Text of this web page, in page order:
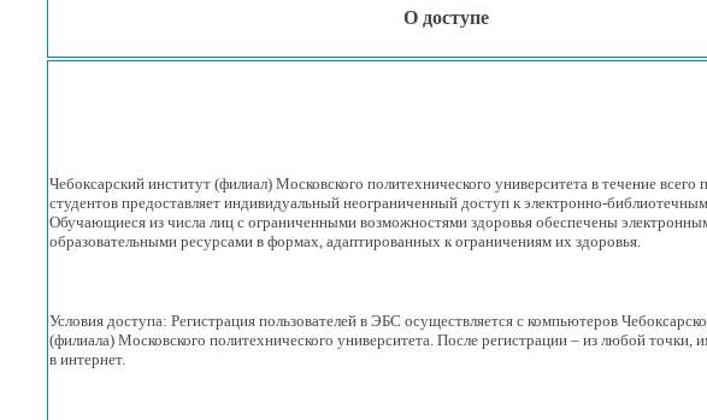
О доступе
Чебоксарский институт (филиал) Московского политехнического университета в течение всего
студентов предоставляет индивидуальный неограниченный доступ к электронно-библиотечным
Обучающиеся из числа лиц с ограниченными возможностями здоровья обеспечены
образовательными ресурсами в формах, адаптированных к ограничениям их здоровья.
Условия доступа: Регистрация пользователей в ЭБС осуществляется с компьютеров
(филиала) Московского политехнического университета. После регистрации – из любой точки,
в интернет.